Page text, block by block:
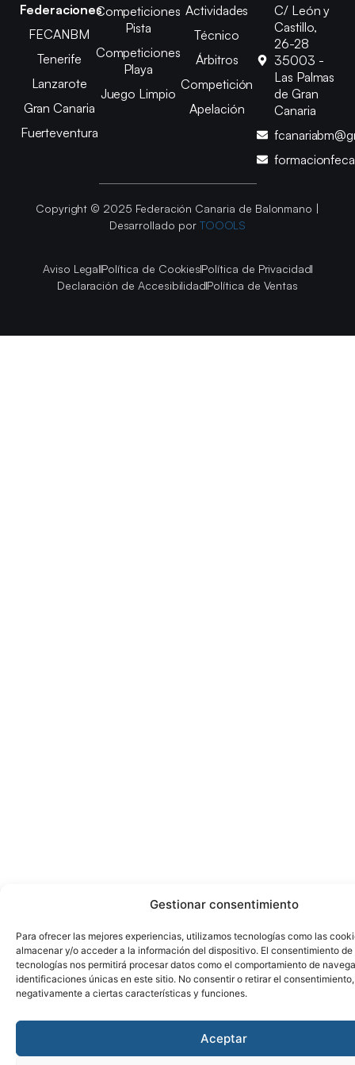
Gestionar consentimiento
Para ofrecer las mejores experiencias, utilizamos tecnologías como las
almacenar y/o acceder a la información del dispositivo. El consentimiento de
tecnologías nos permitirá procesar datos como el comportamiento de
identificaciones únicas en este sitio. No consentir o retirar el
negativamente a ciertas características y funciones.
Aceptar
Federaciones
FECANBM
Tenerife
Lanzarote
Gran Canaria
Fuerteventura
Competiciones
Pista
Competiciones
Playa
Juego Limpio
Actividades
Técnico
Árbitros
Competición
Apelación
C/ León y
Castillo,
26-28
35003 -
Las Palmas
de Gran
Canaria
Copyright © 2025 Federación Canaria de Balonmano |
Desarrollado por TOOOLS
Aviso LegalPolítica de CookiesPolítica de Privacidad
Declaración de AccesibilidadPolítica de Ventas